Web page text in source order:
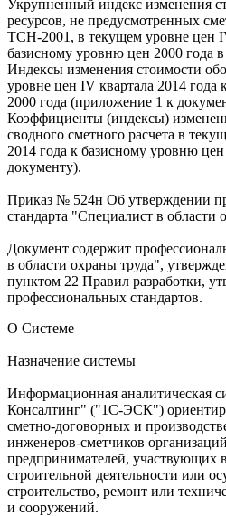
Укрупненный индекс изменения
ресурсов, не предусмотренных
ТСН-2001, в текущем уровне цен
базисному уровню цен 2000 года в
Индексы изменения стоимости
уровне цен IV квартала 2014
2000 года (приложение 1 к
Коэффициенты (индексы)
сводного сметного расчета в
2014 года к базисному уровню
документу).
Приказ № 524н Об утверждении
стандарта "Специалист в области
Документ содержит
в области охраны труда",
пунктом 22 Правил разработки,
профессиональных стандартов.
О Системе
Назначение системы
Информационная аналитическая
Консалтинг" ("1С-ЭСК")
сметно-договорных и
инженеров-сметчиков
предпринимателей, участвующих
строительной деятельности или
строительство, ремонт или
и сооружений.